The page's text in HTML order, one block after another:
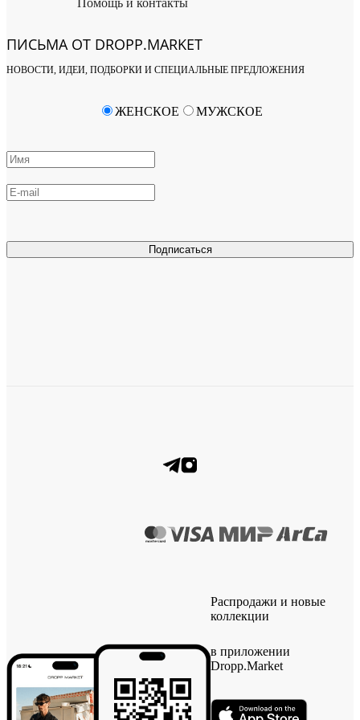
Помощь и контакты
ПИСЬМА ОТ DROPP.MARKET
НОВОСТИ, ИДЕИ, ПОДБОРКИ И СПЕЦИАЛЬНЫЕ ПРЕДЛОЖЕНИЯ
Подписаться
ЖЕНСКОЕ МУЖСКОЕ
Распродажи и новые
коллекции
в приложении
Dropp.Market